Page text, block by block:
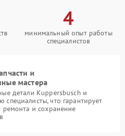
4
минимальный опыт работы
специалистов
и
мастера
детали Kuppersbusch и
что гарантирует
ремонта и сохранение